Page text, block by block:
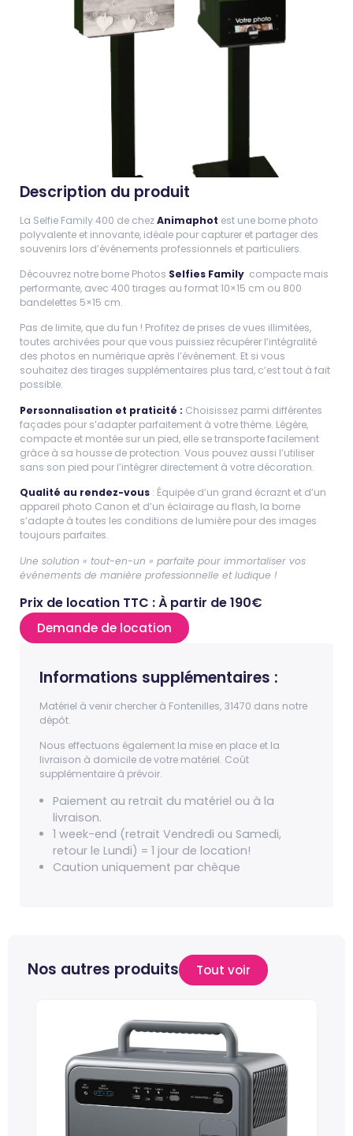
Description du produit
La Selfie Family 400 de chezAnimaphot est une borne photo
polyvalente et innovante, idéale pour capturer et partager des
souvenirs lors d’événements professionnels et particuliers.
Découvrez notre borne Photos Selfies Family compacte mais
performante, avec 400 tirages au format 10×15 cm ou 800
bandelettes 5×15 cm.
Pas de limite, que du fun ! Profitez de prises de vues illimitées,
toutes archivées pour que vous puissiez récupérer l’intégralité
des photos en numérique après l’événement. Et si vous
souhaitez des tirages supplémentaires plus tard, c’est tout à fait
possible.
Personnalisation et praticité : Choisissez parmi différentes
façades pour s’adapter parfaitement à votre thème. Légère,
compacte et montée sur un pied, elle se transporte facilement
grâce à sa housse de protection. Vous pouvez aussi l’utiliser
sans son pied pour l’intégrer directement à votre décoration.
Qualité au rendez-vous : Équipée d’un grand écraznt et d’un
appareil photo Canon et d’un éclairage au flash, la borne
s’adapte à toutes les conditions de lumière pour des images
toujours parfaites.
Une solution « tout-en-un » parfaite pour immortaliser vos
événements de manière professionnelle et ludique !
Prix de location TTC : À partir de 190€
Demande de location
Informations supplémentaires :
Matériel à venir chercher à Fontenilles, 31470 dans notre
dépôt.
Nous effectuons également la mise en place et la
livraison à domicile de votre matériel. Coût
supplémentaire à prévoir.
Paiement au retrait du matériel ou à la
livraison.
1 week-end (retrait Vendredi ou Samedi,
retour le Lundi) = 1 jour de location!
Caution uniquement par chèque
Nos autres produits Tout voir